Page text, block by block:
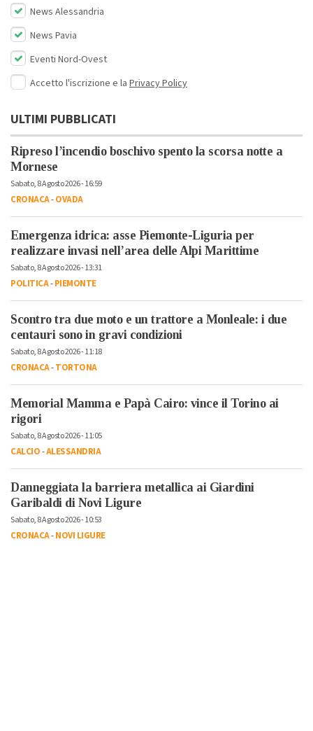
News Alessandria
News Pavia
Eventi Nord-Ovest
Accetto l'iscrizione e la Privacy Policy
ULTIMI PUBBLICATI
Ripreso l’incendio boschivo spento la scorsa notte a
Mornese
Sabato, 8 Agosto 2026 - 16:59
CRONACA-OVADA
Emergenza idrica: asse Piemonte-Liguria per
realizzare invasi nell’area delle Alpi Marittime
Sabato, 8 Agosto 2026 - 13:31
POLITICA-PIEMONTE
Scontro tra due moto e un trattore a Monleale: i due
centauri sono in gravi condizioni
Sabato, 8 Agosto 2026 - 11:18
CRONACA-TORTONA
Memorial Mamma e Papà Cairo: vince il Torino ai
rigori
Sabato, 8 Agosto 2026 - 11:05
CALCIO-ALESSANDRIA
Danneggiata la barriera metallica ai Giardini
Garibaldi di Novi Ligure
Sabato, 8 Agosto 2026 - 10:53
CRONACA-NOVI LIGURE